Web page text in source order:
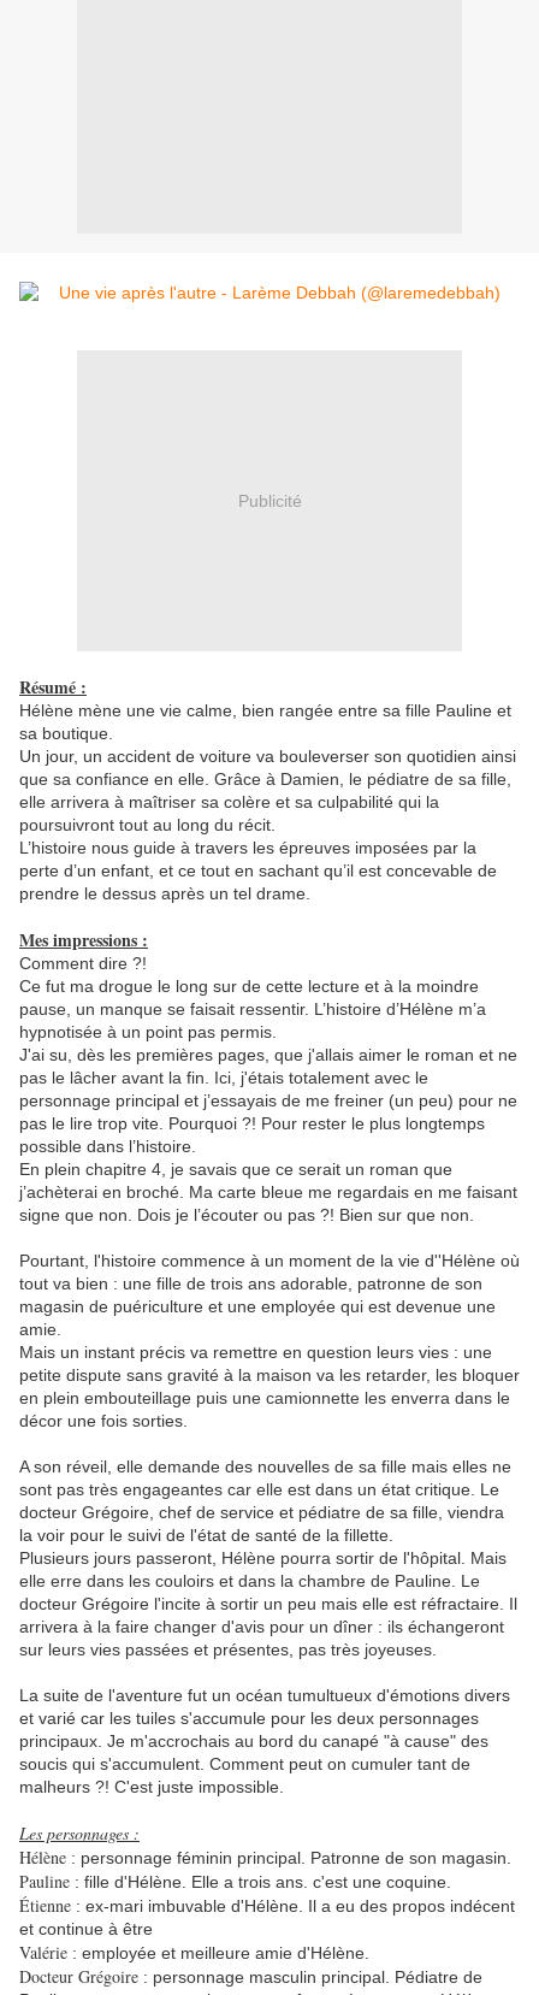
Publicité
Résumé :
Hélène mène une vie calme, bien rangée entre sa fille Pauline et
sa boutique.
Un jour, un accident de voiture va bouleverser son quotidien ainsi
que sa confiance en elle. Grâce à Damien, le pédiatre de sa fille,
elle arrivera à maîtriser sa colère et sa culpabilité qui la
poursuivront tout au long du récit.
L’histoire nous guide à travers les épreuves imposées par la
perte d’un enfant, et ce tout en sachant qu’il est concevable de
prendre le dessus après un tel drame.
Mes impressions :
Comment dire ?!
Ce fut ma drogue le long sur de cette lecture et à la moindre
pause, un manque se faisait ressentir. L’histoire d’Hélène m’a
hypnotisée à un point pas permis.
J'ai su, dès les premières pages, que j'allais aimer le roman et ne
pas le lâcher avant la fin. Ici, j'étais totalement avec le
personnage principal et j’essayais de me freiner (un peu) pour ne
pas le lire trop vite. Pourquoi ?! Pour rester le plus longtemps
possible dans l’histoire.
En plein chapitre 4, je savais que ce serait un roman que
j’achèterai en broché. Ma carte bleue me regardais en me faisant
signe que non. Dois je l’écouter ou pas ?! Bien sur que non.
Pourtant, l'histoire commence à un moment de la vie d''Hélène où
tout va bien : une fille de trois ans adorable, patronne de son
magasin de puériculture et une employée qui est devenue une
amie.
Mais un instant précis va remettre en question leurs vies : une
petite dispute sans gravité à la maison va les retarder, les bloquer
en plein embouteillage puis une camionnette les enverra dans le
décor une fois sorties.
A son réveil, elle demande des nouvelles de sa fille mais elles ne
sont pas très engageantes car elle est dans un état critique. Le
docteur Grégoire, chef de service et pédiatre de sa fille, viendra
la voir pour le suivi de l'état de santé de la fillette.
Plusieurs jours passeront, Hélène pourra sortir de l'hôpital. Mais
elle erre dans les couloirs et dans la chambre de Pauline. Le
docteur Grégoire l'incite à sortir un peu mais elle est réfractaire. Il
arrivera à la faire changer d'avis pour un dîner : ils échangeront
sur leurs vies passées et présentes, pas très joyeuses.
La suite de l'aventure fut un océan tumultueux d'émotions divers
et varié car les tuiles s'accumule pour les deux personnages
principaux. Je m'accrochais au bord du canapé "à cause" des
soucis qui s'accumulent. Comment peut on cumuler tant de
malheurs ?! C'est juste impossible.
Les personnages :
Hélène : personnage féminin principal. Patronne de son magasin.
Pauline : fille d'Hélène. Elle a trois ans. c'est une coquine.
Étienne : ex-mari imbuvable d'Hélène. Il a eu des propos indécent
et continue à être
Valérie : employée et meilleure amie d'Hélène.
Docteur Grégoire : personnage masculin principal. Pédiatre de